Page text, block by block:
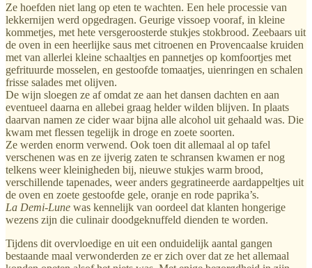
Ze hoefden niet lang op eten te wachten. Een hele processie van
lekkernijen werd opgedragen. Geurige vissoep vooraf, in kleine
kommetjes, met hete versgeroosterde stukjes stokbrood. Zeebaars uit
de oven in een heerlijke saus met citroenen en Provencaalse kruiden
met van allerlei kleine schaaltjes en pannetjes op komfoortjes met
gefrituurde mosselen, en gestoofde tomaatjes, uienringen en schalen
frisse salades met olijven.
De wijn sloegen ze af omdat ze aan het dansen dachten en aan
eventueel daarna en allebei graag helder wilden blijven. In plaats
daarvan namen ze cider waar bijna alle alcohol uit gehaald was. Die
kwam met flessen tegelijk in droge en zoete soorten.
Ze werden enorm verwend. Ook toen dit allemaal al op tafel
verschenen was en ze ijverig zaten te schransen kwamen er nog
telkens weer kleinigheden bij, nieuwe stukjes warm brood,
verschillende tapenades, weer anders gegratineerde aardappeltjes uit
de oven en zoete gestoofde gele, oranje en rode paprika’s.
La Demi-Lune was kennelijk van oordeel dat klanten hongerige
wezens zijn die culinair doodgeknuffeld dienden te worden.
Tijdens dit overvloedige en uit een onduidelijk aantal gangen
bestaande maal verwonderden ze er zich over dat ze het allemaal